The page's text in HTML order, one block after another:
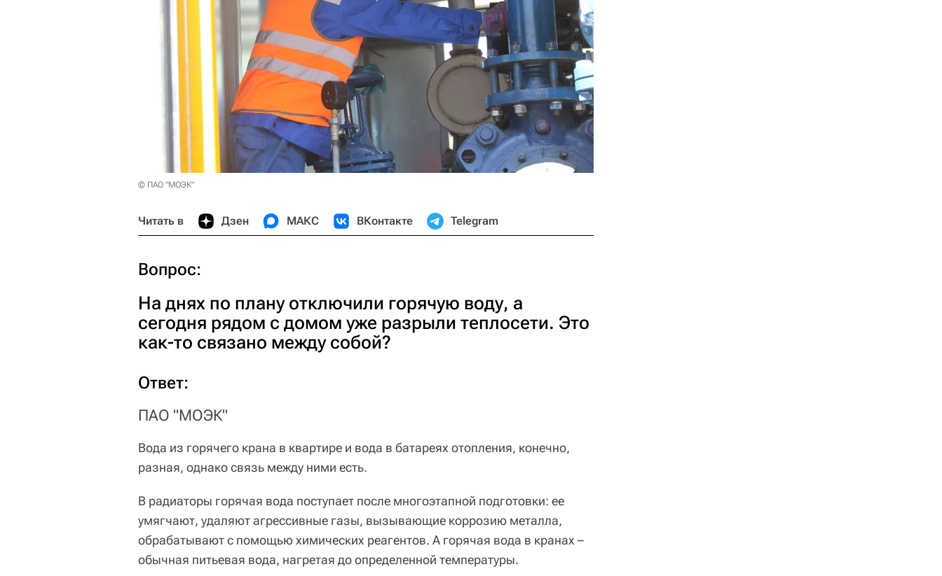
© ПАО "МОЭК"
Читать в Дзен МАКС ВКонтакте Telegram
Вопрос:
На днях по плану отключили горячую воду, а
сегодня рядом с домом уже разрыли теплосети. Это
как-то связано между собой?
Ответ:
ПАО "МОЭК"
Вода из горячего крана в квартире и вода в батареях отопления, конечно,
разная, однако связь между ними есть.
В радиаторы горячая вода поступает после многоэтапной подготовки: ее
умягчают, удаляют агрессивные газы, вызывающие коррозию металла,
обрабатывают с помощью химических реагентов. А горячая вода в кранах –
обычная питьевая вода, нагретая до определенной температуры.